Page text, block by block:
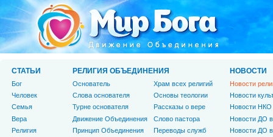
СТАТЬИ
Бог
Человек
Cемья
Вера
Религия
РЕЛИГИЯ ОБЪЕДИНЕНИЯ
Основатель
Слова основателя
Турне основателя
Движение Объединения
Принцип Объединения
Храм всех религий
Основы теологии
Рассказы о вере
Слово пастора
Переводы служб
НОВОСТИ
Новости
Новости
Новости НКО
Новости ДО
Новости ДО